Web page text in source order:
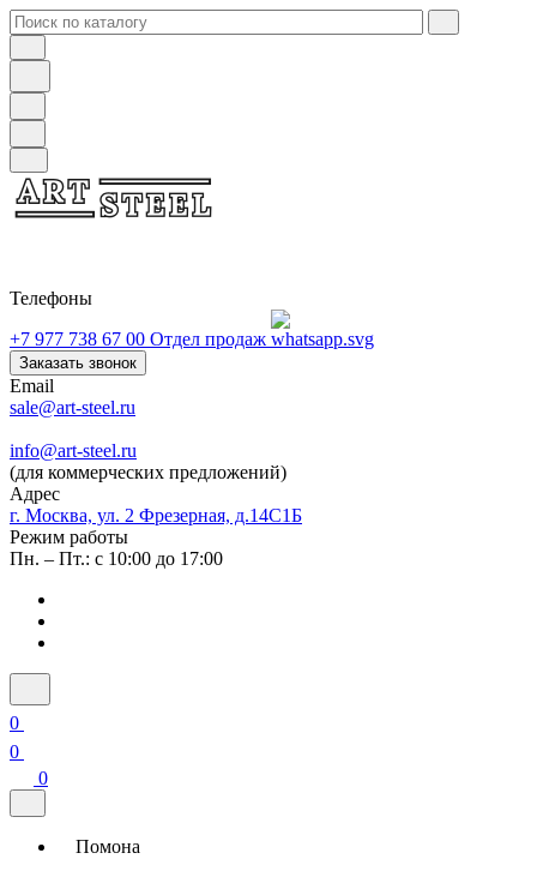
Телефоны
+7 977 738 67 00 Отдел продаж
Заказать звонок
Email
sale@art-steel.ru
info@art-steel.ru
(для коммерческих предложений)
Адрес
г. Москва, ул. 2 Фрезерная, д.14С1Б
Режим работы
Пн. – Пт.: с 10:00 до 17:00
0
0
0
Помона